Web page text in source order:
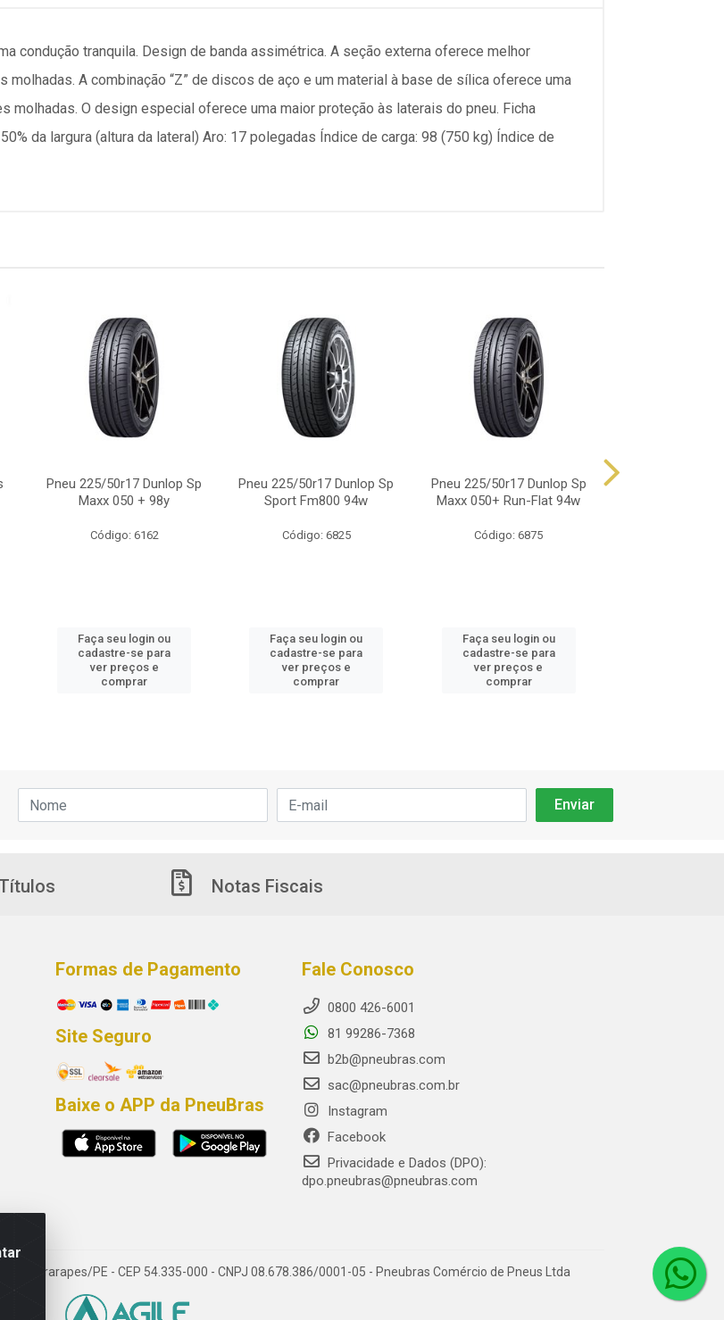
condução tranquila. Design de banda assimétrica. A seção externa oferece melhor
A combinação “Z” de discos de aço e um material à base de sílica oferece uma
O design especial oferece uma maior proteção às laterais do pneu. Ficha
da largura (altura da lateral) Aro: 17 polegadas Índice de carga: 98 (750 kg) Índice de
Pneu 225/50r17 Dunlop Sp
Maxx 050 + 98y
Código: 6162
Faça seu login ou
cadastre-se para
ver preços e
comprar
Pneu 225/50r17 Dunlop Sp
Sport Fm800 94w
Código: 6825
Faça seu login ou
cadastre-se para
ver preços e
comprar
Pneu 225/50r17 Dunlop Sp
Maxx 050+ Run-Flat 94w
Código: 6875
Faça seu login ou
cadastre-se para
ver preços e
comprar
Notas Fiscais
Formas de Pagamento
Site Seguro
Baixe o APP da PneuBras
Fale Conosco
0800 426-6001
81 99286-7368
b2b@pneubras.com
sac@pneubras.com.br
Instagram
Facebook
Privacidade e Dados (DPO):
dpo.pneubras@pneubras.com
Guararapes/PE - CEP 54.335-000 - CNPJ 08.678.386/0001-05 - Pneubras Comércio de Pneus Ltda